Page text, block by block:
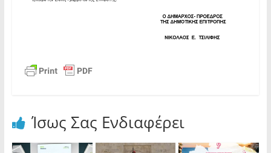
Ίσως Σας Ενδιαφέρει